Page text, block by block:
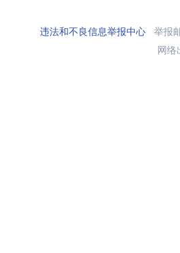
违法和不良信息举报中心举报
网